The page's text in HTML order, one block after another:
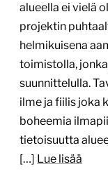
alueella ei vielä
projektin
helmikuisena
toimistolla,
suunnittelulla.
ilme ja fiilis joka
boheemia
tietoisuutta
[…] Lue lisää